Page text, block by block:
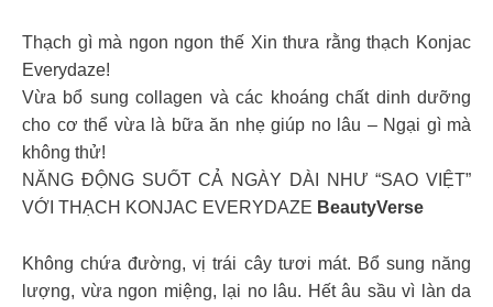
Thạch gì mà ngon ngon thế Xin thưa rằng thạch Konjac
Everydaze!
Vừa bổ sung collagen và các khoáng chất dinh dưỡng
cho cơ thể vừa là bữa ăn nhẹ giúp no lâu – Ngại gì mà
không thử!
NĂNG ĐỘNG SUỐT CẢ NGÀY DÀI NHƯ “SAO VIỆT”
VỚI THẠCH KONJAC EVERYDAZE BeautyVerse
Không chứa đường, vị trái cây tươi mát. Bổ sung năng
lượng, vừa ngon miệng, lại no lâu. Hết âu sầu vì làn da